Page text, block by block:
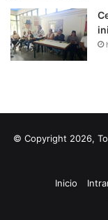
© Copyright 2026,
Inicio